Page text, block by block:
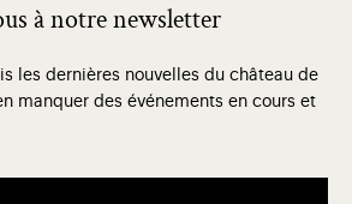
à notre newsletter
les dernières nouvelles du château de
manquer des événements en cours et